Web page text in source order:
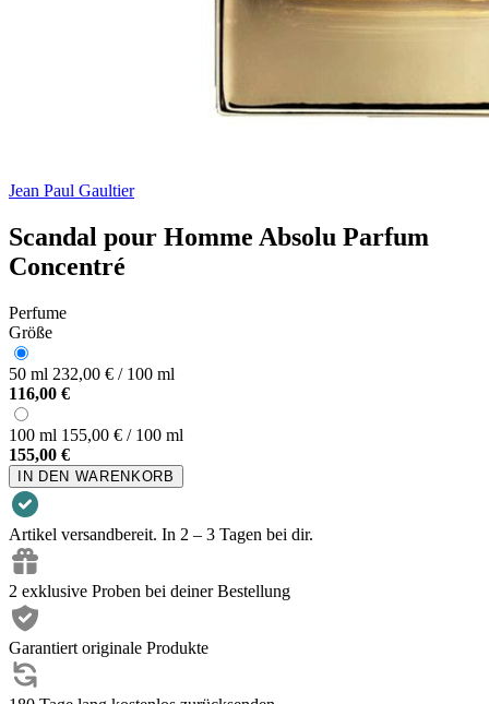
Jean Paul Gaultier
Scandal pour Homme Absolu Parfum
Concentré
Perfume
Größe
50 ml 232,00 € / 100 ml
116,00 €
100 ml 155,00 € / 100 ml
155,00 €
IN DEN WARENKORB
Artikel versandbereit. In 2 – 3 Tagen bei dir.
2 exklusive Proben bei deiner Bestellung
Garantiert originale Produkte